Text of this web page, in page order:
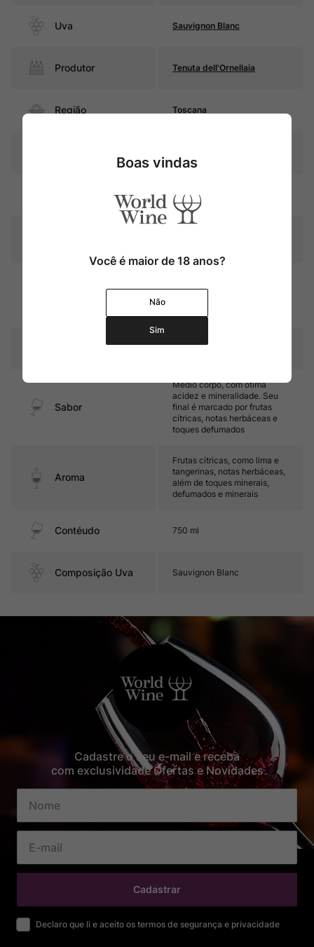
Uva Sauvignon Blanc
Produtor Tenuta dell'Ornellaia
Região Toscana
dourados
barricas de carvalho francês
Temperatura 10ºC – 12ºC
Sabor
Médio corpo, com ótima
acidez e mineralidade. Seu
final é marcado por frutas
cítricas, notas herbáceas e
toques defumados
Aroma
Frutas cítricas, como lima e
tangerinas, notas herbáceas,
além de toques minerais,
defumados e minerais
Contéudo 750 ml
Composição Uva Sauvignon Blanc
Cadastre o seu e-mail e receba
com exclusividade Ofertas e Novidades
Cadastrar
Declaro que li e aceito os termos de segurança e privacidade
Boas vindas
Você é maior de 18 anos?
Não
Sim